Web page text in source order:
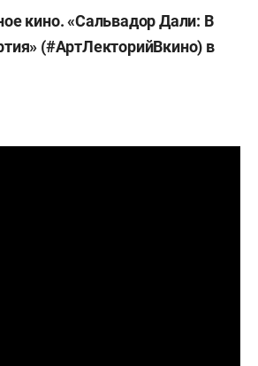
кино. «Сальвадор Дали: В
(#АртЛекторийВкино) в